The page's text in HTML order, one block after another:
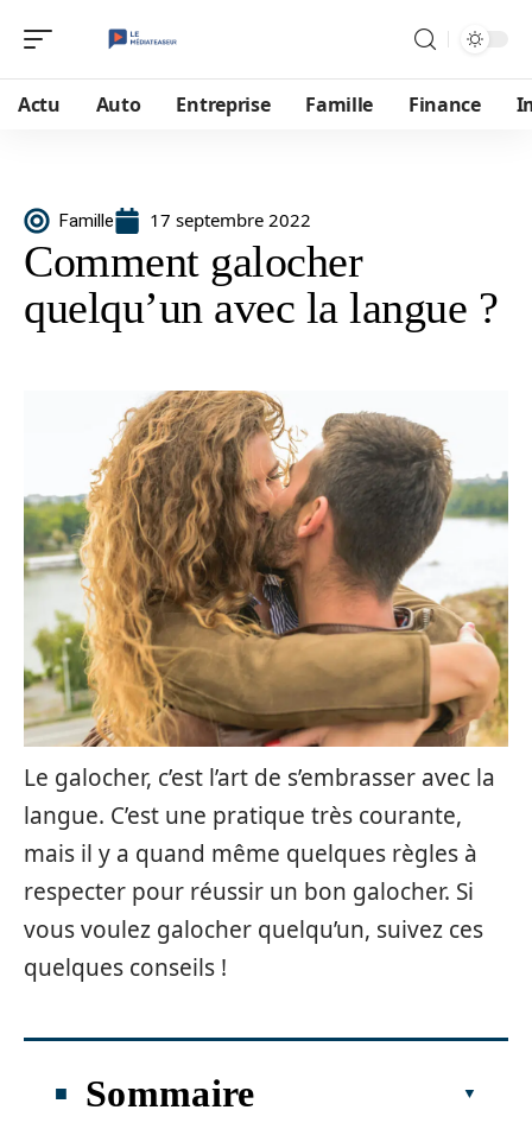
Actu Auto Entreprise Famille Finance
Famille 17 septembre 2022
Comment galocher
quelqu’un avec la langue ?
Le galocher, c’est l’art de s’embrasser avec la
langue. C’est une pratique très courante,
mais il y a quand même quelques règles à
respecter pour réussir un bon galocher. Si
vous voulez galocher quelqu’un, suivez ces
quelques conseils !
Sommaire